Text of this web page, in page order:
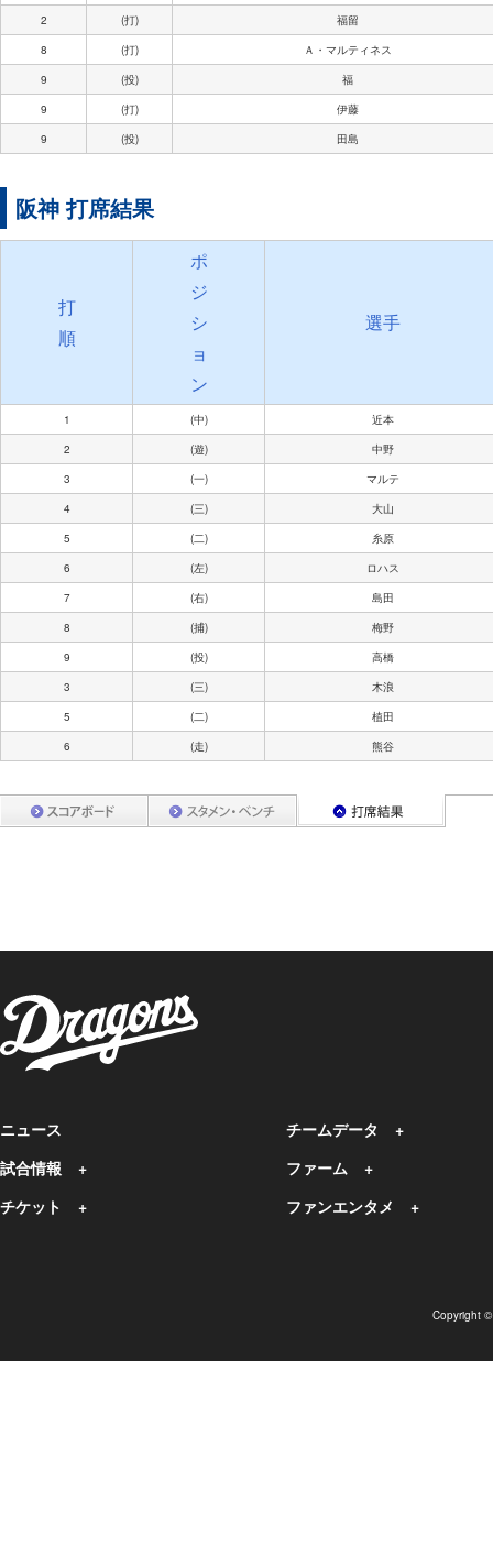
2
(打)
福留
8
(打)
Ａ・マルティネス
9
(投)
福
9
(打)
伊藤
9
(投) 田島
阪神 打席結果
打
順
ポ
ジ
シ
ョ
ン
選手
1 (中)
近本
2
(遊)
中野
3
(一)
マルテ
4
(三)
大山
5
(二)
糸原
6
(左)
ロハス
7
(右)
島田
8
(捕)
梅野
9
(投)
高橋
3
(三)
木浪
5
(二)
植田
6
(走) 熊谷
ニュース
試合情報
チケット
チームデータ
ファーム
ファンエンタメ
Copyright